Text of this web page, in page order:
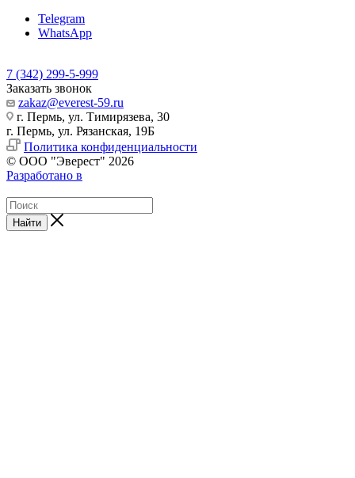
Telegram
WhatsApp
7 (342) 299-5-999
Заказать звонок
zakaz@everest-59.ru
г. Пермь, ул. Тимирязева, 30
г. Пермь, ул. Рязанская, 19Б
Политика конфиденциальности
© ООО "Эверест" 2026
Разработано в
Найти